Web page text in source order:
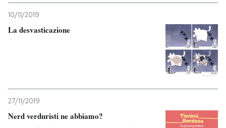
10/11/2019
La desvasticazione
27/11/2019
Nerd verduristi ne abbiamo?